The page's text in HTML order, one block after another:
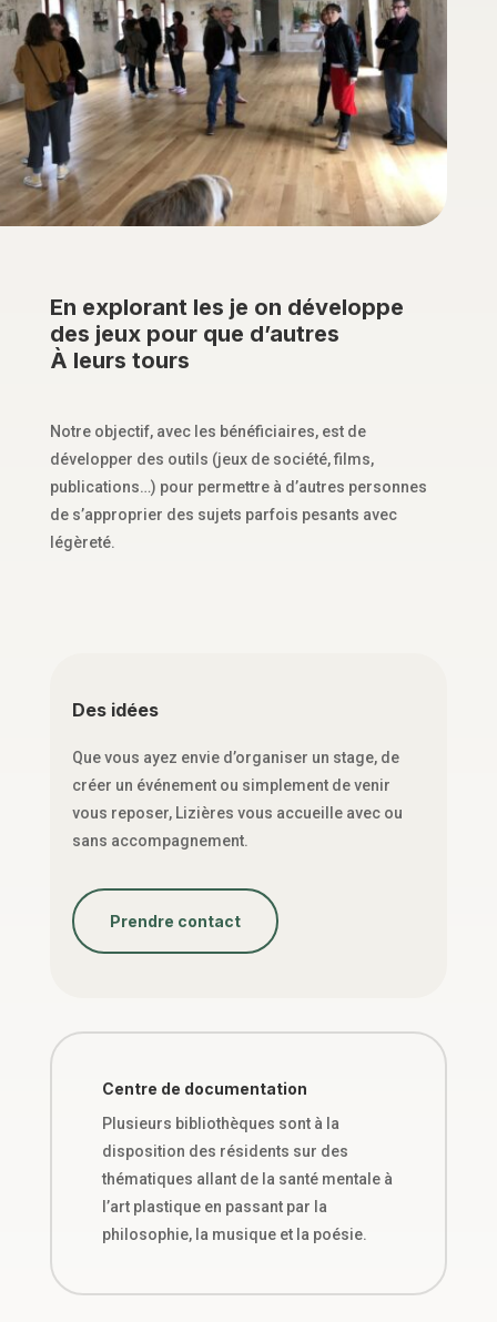
En explorant les je on développe
des jeux pour que d’autres
À leurs tours
Notre objectif, avec les bénéficiaires, est de
développer des outils (jeux de société, films,
publications…) pour permettre à d’autres personnes
de s’approprier des sujets parfois pesants avec
légèreté.
Des idées
Que vous ayez envie d’organiser un stage, de
créer un événement ou simplement de venir
vous reposer, Lizières vous accueille avec ou
sans accompagnement.
Prendre contact
Centre de documentation
Plusieurs bibliothèques sont à la
disposition des résidents sur des
thématiques allant de la santé mentale à
l’art plastique en passant par la
philosophie, la musique et la poésie.